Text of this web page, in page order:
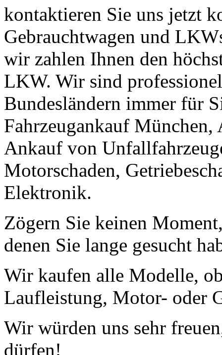
kontaktieren Sie uns jetzt
Gebrauchtwagen und
wir zahlen Ihnen den
LKW. Wir sind
Bundesländern immer für
Fahrzeugankauf
Ankauf von
Motorschaden,
Elektronik.
Zögern Sie keinen
denen Sie lange gesucht
Wir kaufen alle Modelle,
Laufleistung, Motor- oder
Wir würden uns sehr
dürfen!